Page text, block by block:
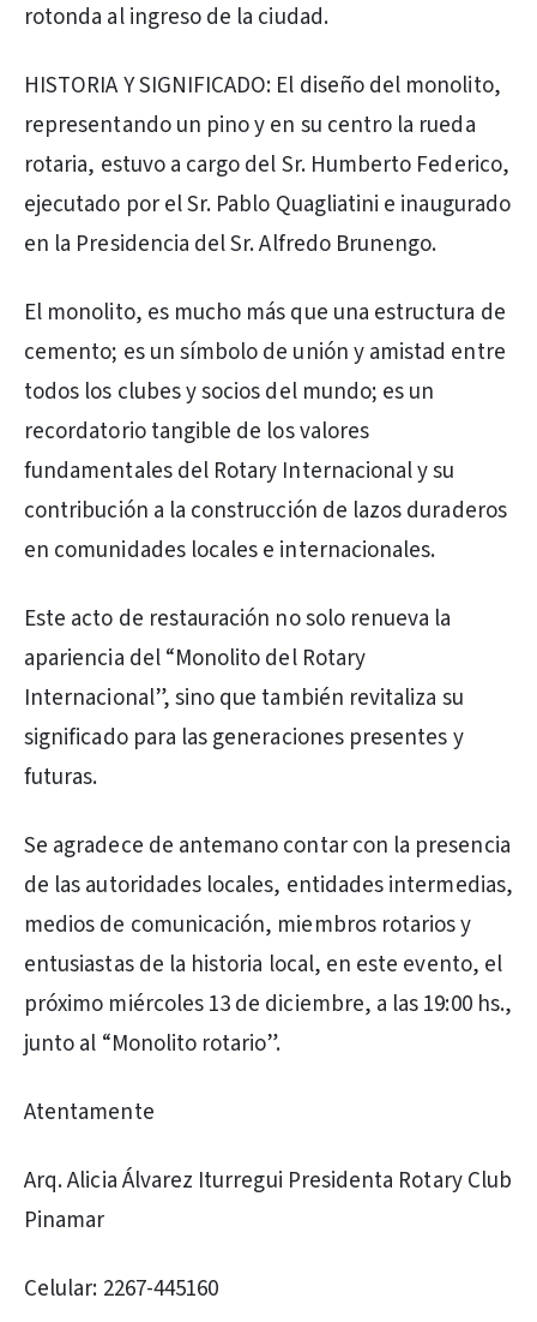
rotonda al ingreso de la ciudad.
HISTORIA Y SIGNIFICADO: El diseño del monolito,
representando un pino y en su centro la rueda
rotaria, estuvo a cargo del Sr. Humberto Federico,
ejecutado por el Sr. Pablo Quagliatini e inaugurado
en la Presidencia del Sr. Alfredo Brunengo.
El monolito, es mucho más que una estructura de
cemento; es un símbolo de unión y amistad entre
todos los clubes y socios del mundo; es un
recordatorio tangible de los valores
fundamentales del Rotary Internacional y su
contribución a la construcción de lazos duraderos
en comunidades locales e internacionales.
Este acto de restauración no solo renueva la
apariencia del “Monolito del Rotary
Internacional”, sino que también revitaliza su
significado para las generaciones presentes y
futuras.
Se agradece de antemano contar con la presencia
de las autoridades locales, entidades intermedias,
medios de comunicación, miembros rotarios y
entusiastas de la historia local, en este evento, el
próximo miércoles 13 de diciembre, a las 19:00 hs.,
junto al “Monolito rotario”.
Atentamente
Arq. Alicia Álvarez Iturregui Presidenta Rotary Club
Pinamar
Celular: 2267-445160